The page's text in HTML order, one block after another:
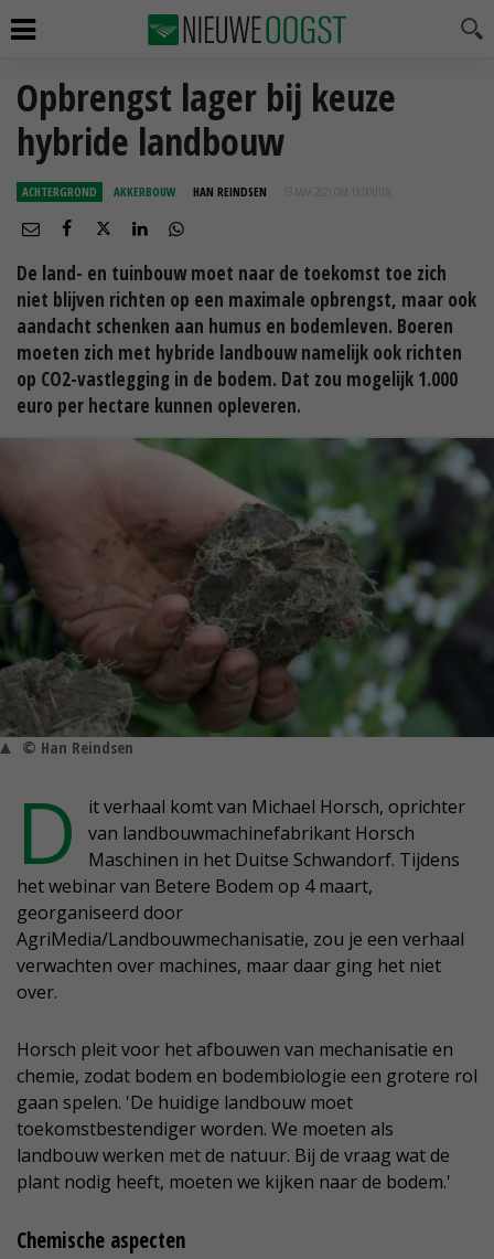
Opbrengst lager bij keuze
hybride landbouw
ACHTERGROND AKKERBOUW HAN REINDSEN 13 MAA 2021 OM 13:00
De land- en tuinbouw moet naar de toekomst toe zich
niet blijven richten op een maximale opbrengst, maar ook
aandacht schenken aan humus en bodemleven. Boeren
moeten zich met hybride landbouw namelijk ook richten
op CO2-vastlegging in de bodem. Dat zou mogelijk 1.000
euro per hectare kunnen opleveren.
© Han Reindsen
D
it verhaal komt van Michael Horsch, oprichter
van landbouwmachinefabrikant Horsch
Maschinen in het Duitse Schwandorf. Tijdens
het webinar van Betere Bodem op 4 maart,
georganiseerd door
AgriMedia/Landbouwmechanisatie, zou je een verhaal
verwachten over machines, maar daar ging het niet
over.
Horsch pleit voor het afbouwen van mechanisatie en
chemie, zodat bodem en bodembiologie een grotere rol
gaan spelen. 'De huidige landbouw moet
toekomstbestendiger worden. We moeten als
landbouw werken met de natuur. Bij de vraag wat de
plant nodig heeft, moeten we kijken naar de bodem.'
Chemische aspecten